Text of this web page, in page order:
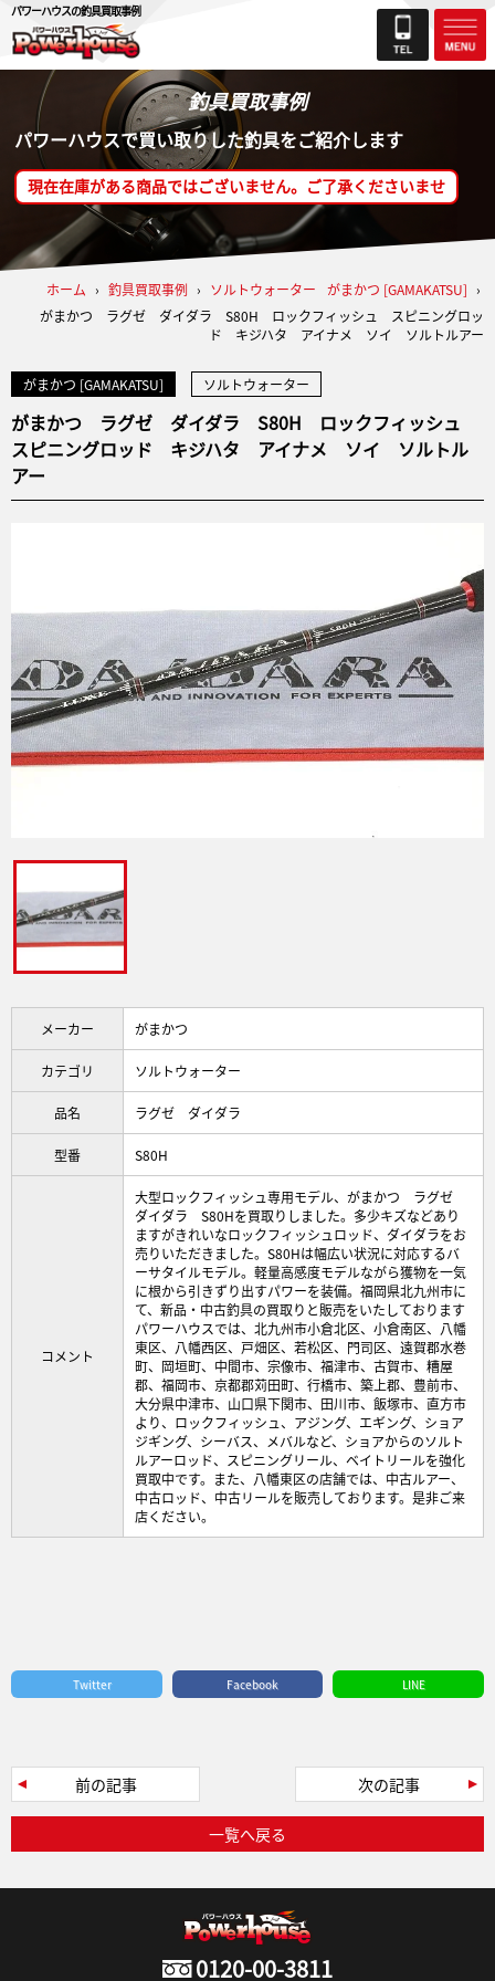
パワーハウスの釣具買取事例
釣具買取事例
パワーハウスで買い取りした釣具をご紹介します
現在在庫がある商品ではございません。ご了承くださいませ
ホーム › 釣具買取事例 › ソルトウォーター がまかつ [GAMAKATSU] ›
がまかつ ラグゼ ダイダラ S80H ロックフィッシュ スピニングロッ
ド キジハタ アイナメ ソイ ソルトルアー
がまかつ [GAMAKATSU] ソルトウォーター
がまかつ ラグゼ ダイダラ S80H ロックフィッシュ
スピニングロッド キジハタ アイナメ ソイ ソルトル
アー
メーカー がまかつ
カテゴリ ソルトウォーター
品名 ラグゼ ダイダラ
型番 S80H
コメント
大型ロックフィッシュ専用モデル、がまかつ ラグゼ
ダイダラ S80Hを買取りしました。多少キズなどあり
ますがきれいなロックフィッシュロッド、ダイダラをお
売りいただきました。S80Hは幅広い状況に対応するバ
ーサタイルモデル。軽量高感度モデルながら獲物を一気
に根から引きずり出すパワーを装備。福岡県北九州市に
て、新品・中古釣具の買取りと販売をいたしております
パワーハウスでは、北九州市小倉北区、小倉南区、八幡
東区、八幡西区、戸畑区、若松区、門司区、遠賀郡水巻
町、岡垣町、中間市、宗像市、福津市、古賀市、糟屋
郡、福岡市、京都郡苅田町、行橋市、築上郡、豊前市、
大分県中津市、山口県下関市、田川市、飯塚市、直方市
より、ロックフィッシュ、アジング、エギング、ショア
ジギング、シーバス、メバルなど、ショアからのソルト
ルアーロッド、スピニングリール、ベイトリールを強化
買取中です。また、八幡東区の店舗では、中古ルアー、
中古ロッド、中古リールを販売しております。是非ご来
店ください。
Twitter Facebook LINE
前の記事
一覧へ戻る
次の記事
0120-00-3811